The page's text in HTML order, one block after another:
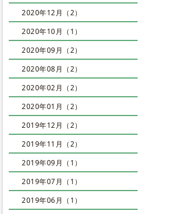
2020年12月（2）
2020年10月（1）
2020年09月（2）
2020年08月（2）
2020年02月（2）
2020年01月（2）
2019年12月（2）
2019年11月（2）
2019年09月（1）
2019年07月（1）
2019年06月（1）